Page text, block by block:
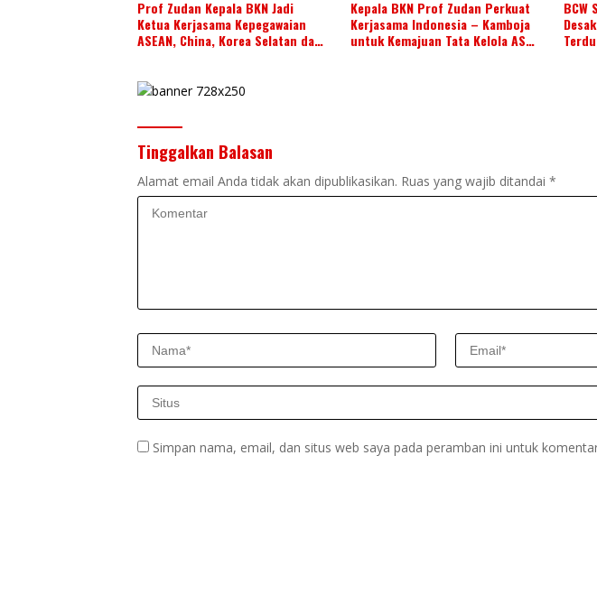
Prof Zudan Kepala BKN Jadi
Ketua Kerjasama Kepegawaian
ASEAN, China, Korea Selatan dan
Kepala BKN Prof Zudan Perkuat
Kerjasama Indonesia – Kamboja
untuk Kemajuan Tata Kelola ASN
Tinggalkan Balasan
Alamat email Anda tidak akan dipublikasikan. Ruas yang wajib ditandai *
Simpan nama, email, dan situs web saya pada peramban ini untuk